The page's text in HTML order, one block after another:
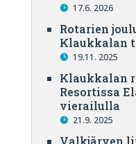
17.6. 2026
Rotarien
Klaukkalan
19.11. 2025
Klaukkalan
Resortissa
vierailulla
21.9. 2025
Valkjärven